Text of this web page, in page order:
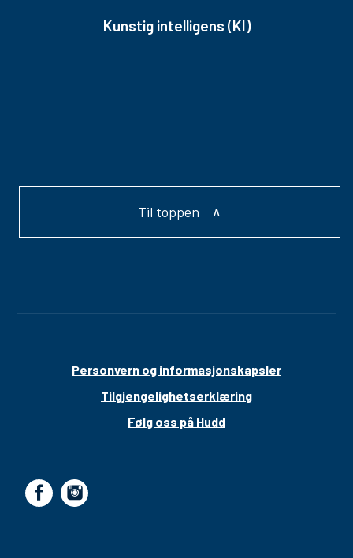
Kunstig intelligens (KI)
Til toppen
Personvern og informasjonskapsler
Tilgjengelighetserklæring
Følg oss på Hudd